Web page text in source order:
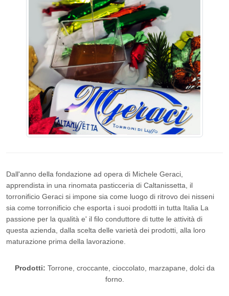
Dall'anno della fondazione ad opera di Michele Geraci,
apprendista in una rinomata pasticceria di Caltanissetta, il
torronificio Geraci si impone sia come luogo di ritrovo dei nisseni
sia come torronificio che esporta i suoi prodotti in tutta Italia La
passione per la qualità e' il filo conduttore di tutte le attività di
questa azienda, dalla scelta delle varietà dei prodotti, alla loro
maturazione prima della lavorazione.
Prodotti: Torrone, croccante, cioccolato, marzapane, dolci da
forno.